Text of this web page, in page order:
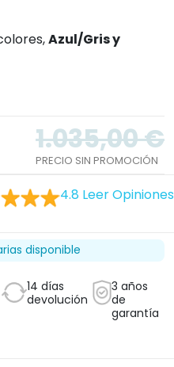
Azul/Gris y
1.035,00 €
PRECIO SIN PROMOCIÓN
4.8 Leer Opiniones
disponible
14 días
devolución
3 años
de
garantía